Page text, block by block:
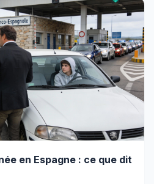
en Espagne : ce que dit